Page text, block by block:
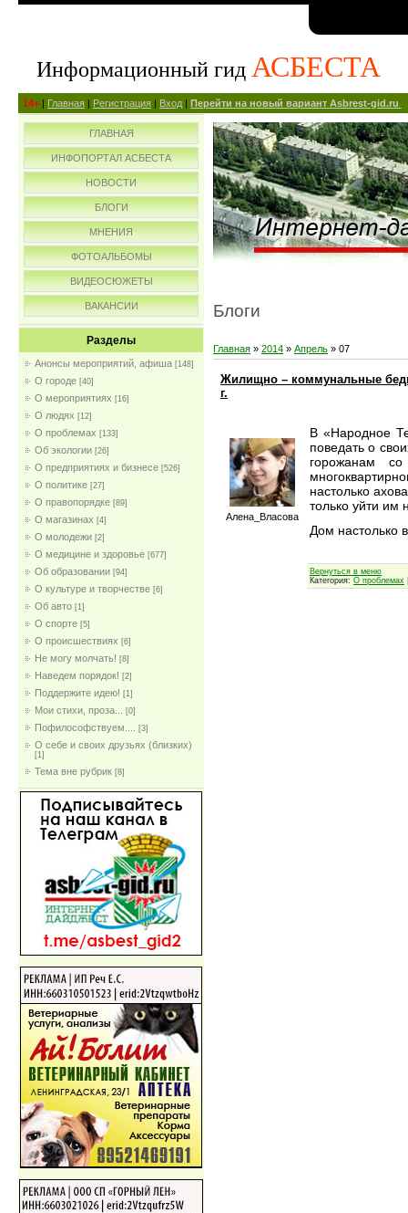
Информационный гид АСБЕСТА
14+ | Главная | Регистрация | Вход | Перейти на новый вариант Asbrest-gid.ru
ГЛАВНАЯ
ИНФОПОРТАЛ АСБЕСТА
НОВОСТИ
БЛОГИ
МНЕНИЯ
ФОТОАЛЬБОМЫ
ВИДЕОСЮЖЕТЫ
ВАКАНСИИ
Разделы
Анонсы мероприятий, афиша [148]
О городе [40]
О мероприятиях [16]
О людях [12]
О проблемах [133]
Об экологии [26]
О предприятиях и бизнесе [526]
О политике [27]
О правопорядке [89]
О магазинах [4]
О молодежи [2]
О медицине и здоровье [677]
Об образовании [94]
О культуре и творчестве [6]
Об авто [1]
О спорте [5]
О происшествиях [6]
Не могу молчать! [8]
Наведем порядок! [2]
Поддержите идею! [1]
Мои стихи, проза... [0]
Пофилософствуем.... [3]
О себе и своих друзьях (близких)
[1]
Тема вне рубрик [8]
Блоги
Главная » 2014 » Апрель » 07
Жилищно – коммунальные
г.
Алена_Власова
В «Народное
поведать о
горожанам
настолько
только уйти им
Дом настолько
Вернуться в меню
Категория: О проблемах